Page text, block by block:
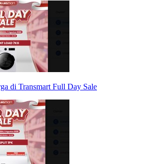
di Transmart Full Day Sale